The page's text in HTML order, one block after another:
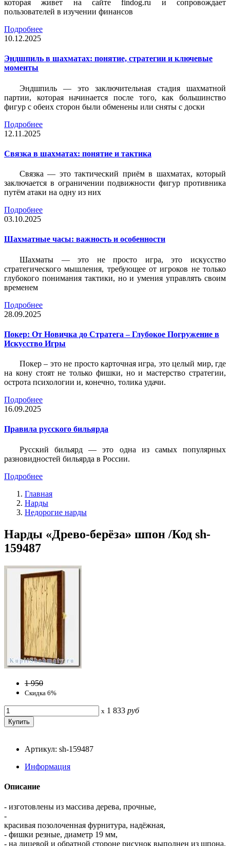
которая живет на сайте findog.ru и сопровождает
пользователей в изучении финансов
Подробнее
10.12.2025
Эндшпиль в шахматах: понятие, стратегии и ключевые
моменты
Эндшпиль — это заключительная стадия шахматной
партии, которая начинается после того, как большинство
фигур с обеих сторон были обменены или сняты с доски
Подробнее
12.11.2025
Связка в шахматах: понятие и тактика
Связка — это тактический приём в шахматах, который
заключается в ограничении подвижности фигур противника
путём атаки на одну из них
Подробнее
03.10.2025
Шахматные часы: важность и особенности
Шахматы — это не просто игра, это искусство
стратегического мышления, требующее от игроков не только
глубокого понимания тактики, но и умения управлять своим
временем
Подробнее
28.09.2025
Покер: От Новичка до Стратега – Глубокое Погружение в
Искусство Игры
Покер – это не просто карточная игра, это целый мир, где
на кону стоят не только фишки, но и мастерство стратегии,
острота психологии и, конечно, толика удачи.
Подробнее
16.09.2025
Правила русского бильярда
Русский бильярд — это одна из самых популярных
разновидностей бильярда в России.
Подробнее
Главная
Нарды
Недорогие нарды
Нарды «Древо-берёза» шпон /Код sh-
159487
1 950
Скидка 6%
x 1 833 руб
Артикул: sh-159487
Информация
Описание
- изготовлены из массива дерева, прочные,
-
красивая позолоченная фурнитура, надёжная,
- фишки резные, диаметр 19 мм,
- на лицевой и обратной стороне рисунок выполнен из шпона,